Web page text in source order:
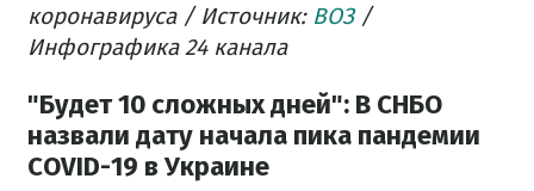
коронавируса / Источник: ВОЗ/
Инфографика 24 канала
"Будет 10 сложных дней": В СНБО
назвали дату начала пика пандемии
COVID-19 в Украине